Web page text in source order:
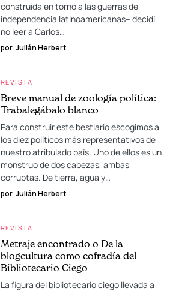
construida en torno a las guerras de
independencia latinoamericanas– decidí
no leer a Carlos…
por Julián Herbert
REVISTA
Breve manual de zoología política:
Trabalegábalo blanco
Para construir este bestiario escogimos a
los diez políticos más representativos de
nuestro atribulado país. Uno de ellos es un
monstruo de dos cabezas, ambas
corruptas. De tierra, agua y…
por Julián Herbert
REVISTA
Metraje encontrado o De la
blogcultura como cofradía del
Bibliotecario Ciego
La figura del bibliotecario ciego llevada a